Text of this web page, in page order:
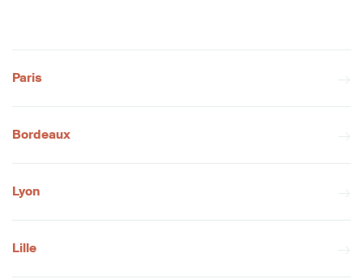
Paris
Bordeaux
Lyon
Lille